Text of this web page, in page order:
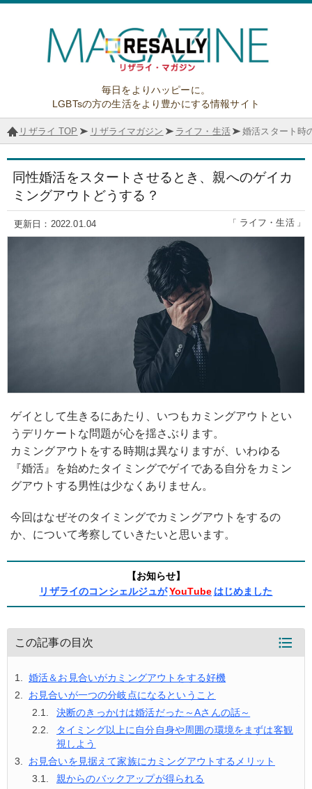
毎日をよりハッピーに。
LGBTsの方の生活をより豊かにする情報サイト
リザライ TOP リザライマガジン ライフ・生活 婚活スタート時
同性婚活をスタートさせるとき、 親へのゲイカ
ミングアウトどうする？
2022.01.04 ライフ・生活
ゲイとして生きるにあたり、いつもカミングアウトとい
うデリケートな問題が心を揺さぶります。
カミングアウトをする時期は異なりますが、いわゆる
『婚活』を始めたタイミングでゲイである自分をカミン
グアウトする男性は少なくありません。
今回はなぜそのタイミングでカミングアウトをするの
か、について考察していきたいと思います。
【お知らせ】
リザライのコンシェルジュがYouTube はじめました
この記事の目次
婚活＆お見合いがカミングアウトをする好機
お見合いが一つの分岐点になるということ
決断のきっかけは婚活だった～Aさんの話～
タイミング以上に自分自身や周囲の環境をまずは客観
視しよう
お見合いを見据えて家族にカミングアウトするメリット
親からのバックアップが得られる